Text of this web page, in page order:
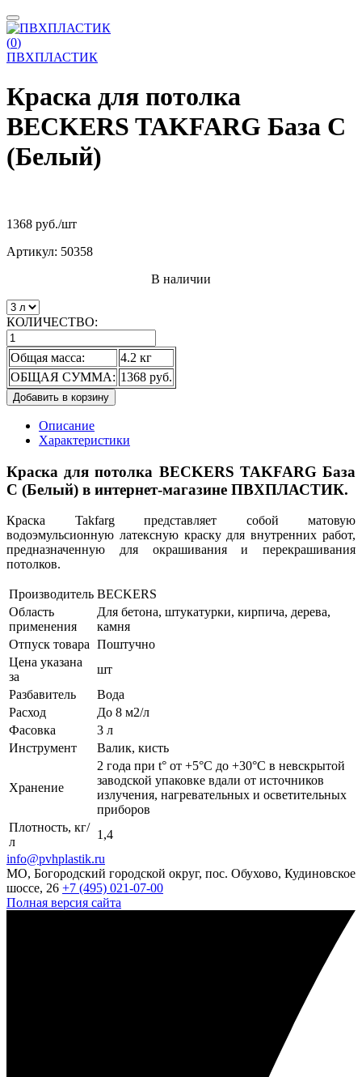
(0)
ПВХПЛАСТИК
Краска для потолка
BECKERS TAKFARG База С
(Белый)
1368 руб./шт
Артикул: 50358
В наличии
КОЛИЧЕСТВО:
Общая масса:
4.2 кг
ОБЩАЯ СУММА: 1368 руб.
Добавить в корзину
Описание
Характеристики
Краска для потолка BECKERS TAKFARG База
С (Белый) в интернет-магазине ПВХПЛАСТИК.
Краска Takfarg представляет собой матовую
водоэмульсионную латексную краску для внутренних работ,
предназначенную для окрашивания и перекрашивания
потолков.
Производитель BECKERS
Область
применения
Для бетона, штукатурки, кирпича, дерева,
камня
Отпуск товара Поштучно
Цена указана
за
шт
Разбавитель
Вода
Расход
До 8 м2/л
Фасовка
3 л
Инструмент
Валик, кисть
Хранение
2 года при t° от +5°С до +30°С в невскрытой
заводской упаковке вдали от источников
излучения, нагревательных и осветительных
приборов
Плотность, кг/
л
1,4
info@pvhplastik.ru
МО, Богородский городской округ, пос. Обухово, Кудиновское
шоссе, 26 +7 (495) 021-07-00
Полная версия сайта